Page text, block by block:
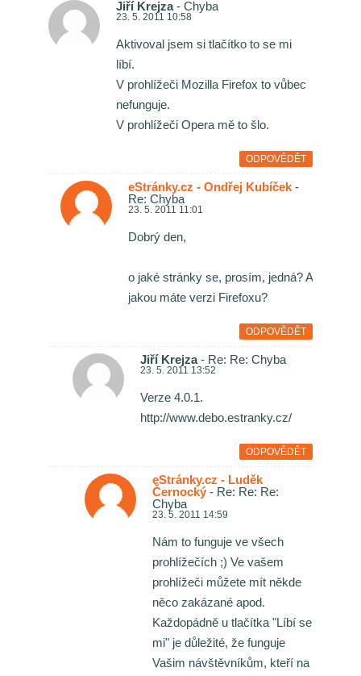
Jiří Krejza- Chyba
23. 5. 2011 10:58
Aktivoval jsem si tlačítko to se mi
líbí.
V prohlížeči Mozilla Firefox to vůbec
nefunguje.
V prohlížeči Opera mě to šlo.
ODPOVĚDĚT
eStránky.cz - Ondřej Kubíček -
Re: Chyba
23. 5. 2011 11:01
Dobrý den,
o jaké stránky se, prosím, jedná? A
jakou máte verzi Firefoxu?
ODPOVĚDĚT
Jiří Krejza- Re: Re: Chyba
23. 5. 2011 13:52
Verze 4.0.1.
http://www.debo.estranky.cz/
ODPOVĚDĚT
eStránky.cz - Luděk
Černocký - Re: Re: Re:
Chyba
23. 5. 2011 14:59
Nám to funguje ve všech
prohlížečích ;) Ve vašem
prohlížeči můžete mít někde
něco zakázané apod.
Každopádně u tlačítka "Líbí se
mi" je důležité, že funguje
Vašim návštěvníkům, kteří na